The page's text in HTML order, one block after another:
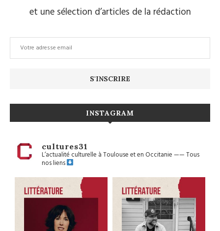
et une sélection d’articles de la rédaction
INSTAGRAM
cultures31
L’actualité culturelle à Toulouse et en Occitanie——Tous
nos liens